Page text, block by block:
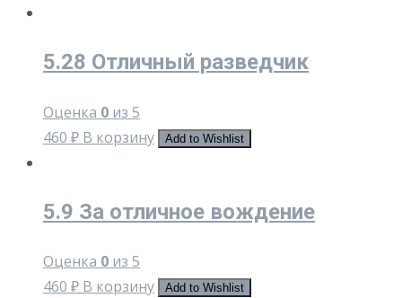
5.28 Отличный разведчик
Оценка 0 из 5
460 ₽ В корзину Add to Wishlist
5.9 За отличное вождение
Оценка 0 из 5
460 ₽ В корзину Add to Wishlist